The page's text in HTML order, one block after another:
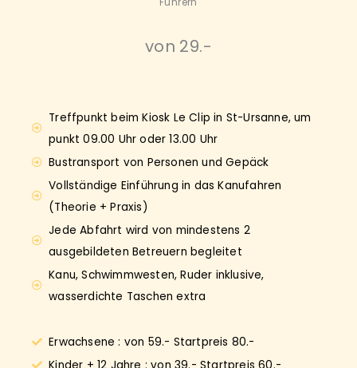
von 29.-
Treffpunkt beim Kiosk Le Clip in St-Ursanne, um
punkt 09.00 Uhr oder 13.00 Uhr
Bustransport von Personen und Gepäck
Vollständige Einführung in das Kanufahren
(Theorie + Praxis)
Jede Abfahrt wird von mindestens 2
ausgebildeten Betreuern begleitet
Kanu, Schwimmwesten, Ruder inklusive,
wasserdichte Taschen extra
Erwachsene : von 59.- Startpreis 80.-